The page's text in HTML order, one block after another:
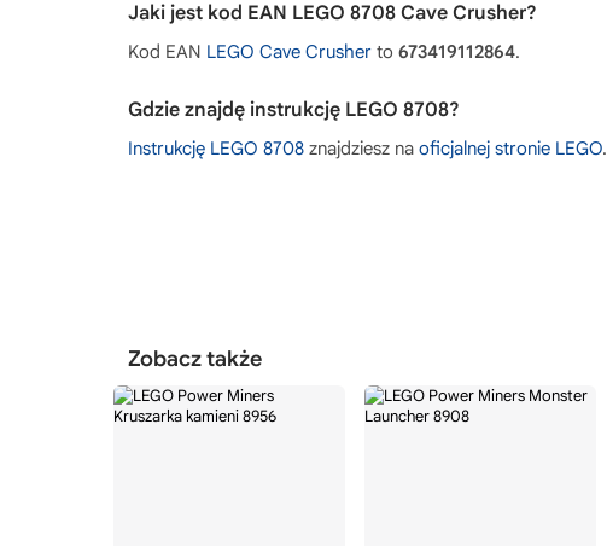
Jaki jest kod EAN LEGO 8708 Cave Crusher?
Kod EAN LEGO Cave Crusher to 673419112864.
Gdzie znajdę instrukcję LEGO 8708?
Instrukcję LEGO 8708 znajdziesz na oficjalnej stronie LEGO.
Zobacz także